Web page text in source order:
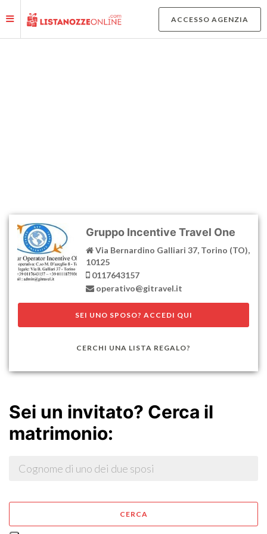
ACCESSO AGENZIA
Gruppo Incentive Travel One
Via Bernardino Galliari 37, Torino (TO),
10125
0117643157
SEI UNO SPOSO? ACCEDI QUI
CERCHI UNA LISTA REGALO?
Sei un invitato? Cerca il
matrimonio:
CERCA
Informativa sulla raccolta